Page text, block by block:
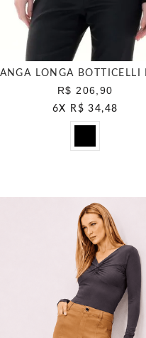
LONGA BOTTICELLI
R$ 206,90
6X R$ 34,48